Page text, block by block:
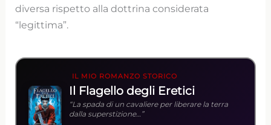
diversa rispetto alla dottrina considerata
“legittima”.
IL MIO ROMANZO STORICO
Il Flagello degli Eretici
“La spada di un cavaliere per liberare la terra
dalla superstizione…”